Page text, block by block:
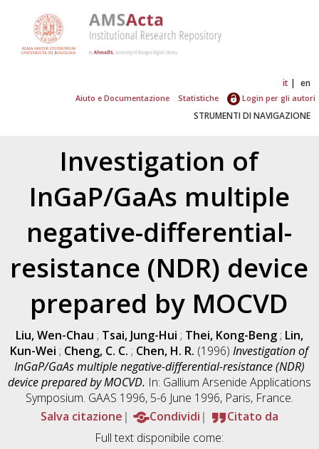
it en
Aiuto e Documentazione Statistiche Login per gli autori
STRUMENTI DI NAVIGAZIONE
Investigation of
InGaP/GaAs multiple
negative-differential-
resistance (NDR) device
prepared by MOCVD
Liu, Wen-Chau ; Tsai, Jung-Hui ; Thei, Kong-Beng; Lin,
Kun-Wei ; Cheng, C. C. ; Chen, H. R. (1996)Investigation of
InGaP/GaAs multiple negative-differential-resistance (NDR)
device prepared by MOCVD. In: Gallium Arsenide Applications
Symposium. GAAS 1996, 5-6 June 1996, Paris, France.
Salva citazione
Condividi
Citato da
Full text disponibile come: